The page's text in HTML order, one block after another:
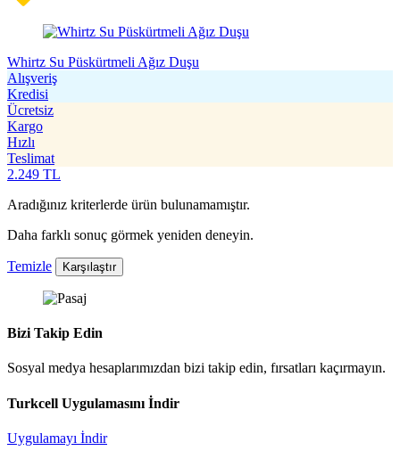
Whirtz Su Püskürtmeli Ağız Duşu
Alışveriş
Kredisi
Ücretsiz
Kargo
Hızlı
Teslimat
2.249 TL
Aradığınız kriterlerde ürün bulunamamıştır.
Daha farklı sonuç görmek yeniden deneyin.
Temizle Karşılaştır
Bizi Takip Edin
Sosyal medya hesaplarımızdan bizi takip edin, fırsatları kaçırmayın.
Turkcell Uygulamasını İndir
Uygulamayı İndir